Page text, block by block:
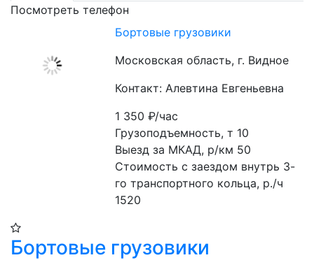
Посмотреть телефон
Бортовые грузовики
Московская область, г. Видное
Контакт: Алевтина Евгеньевна
1 350₽/час
Грузоподъемность, т 10
Выезд за МКАД, р/км 50
Стоимость с заездом внутрь 3-
го транспортного кольца, р./ч
1520
Бортовые грузовики